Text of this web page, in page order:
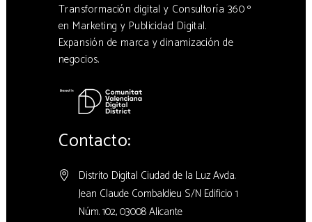
Transformación digital y Consultoría 360 º
en Marketing y Publicidad Digital.
Expansión de marca y dinamización de
negocios.
Contacto:
Distrito Digital Ciudad de la Luz Avda.
Jean Claude Combaldieu S/N Edificio 1
Núm. 102, 03008 Alicante